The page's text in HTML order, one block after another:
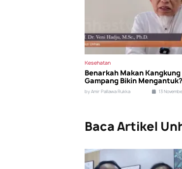
Kesehatan
Benarkah Makan Kangkung
Gampang Bikin Mengantuk?
by Amir Pallawa Rukka 13
Baca Artikel